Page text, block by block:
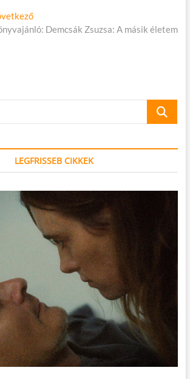
Következő
cikk:Demcsák Zsuzsa: A másik életem
keresés
LEGFRISSEB CIKKEK